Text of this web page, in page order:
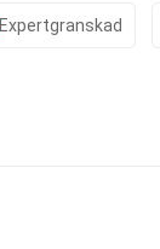
Expertgranskad